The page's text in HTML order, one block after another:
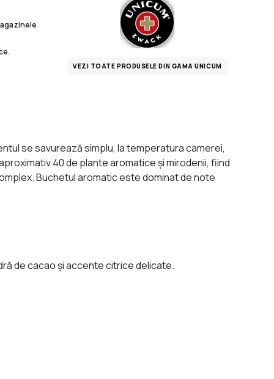
VEZI TOATE PRODUSELE DIN GAMA UNICUM
se savurează simplu, la temperatura camerei,
40 de plante aromatice şi mirodenii, fiind
Buchetul aromatic este dominat de note
de cacao şi accente citrice delicate.